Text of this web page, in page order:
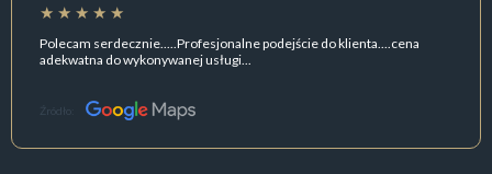
Polecam serdecznie.....Profesjonalne podejście do klienta....cena
adekwatna do wykonywanej usługi...
Źródło: